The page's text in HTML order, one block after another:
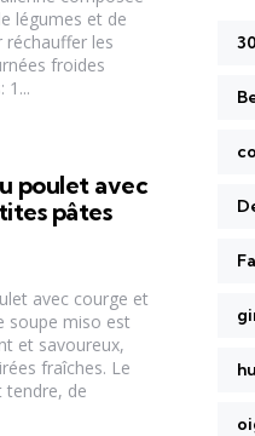
légumes et de
réchauffer les
froides
1...
poulet avec
pâtes
avec courge et
soupe miso est
et savoureux,
fraîches. Le
tendre, de